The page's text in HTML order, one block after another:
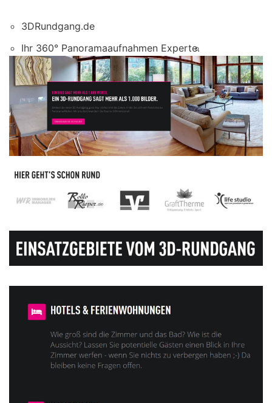
3DRundgang.de
Ihr 360° Panoramaaufnahmen Experte.